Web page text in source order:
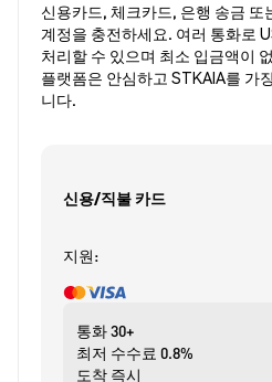
신용카드, 체크카드, 은행 송금 또
계정을 충전하세요. 여러 통화로
처리할 수 있으며 최소 입금액이
플랫폼은 안심하고 STKAIA를 가
니다.
신용/직불 카드
지원:
통화30+
최저 수수료 0.8%
도착 즉시